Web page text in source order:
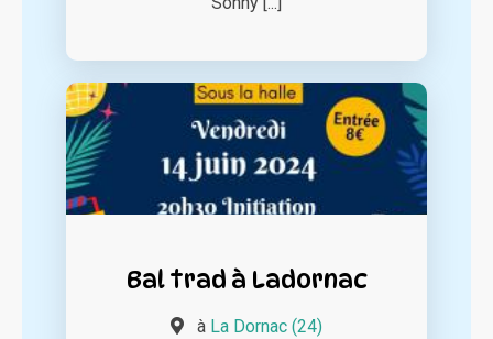
Bal trad à Ladornac
à La Dornac (24)